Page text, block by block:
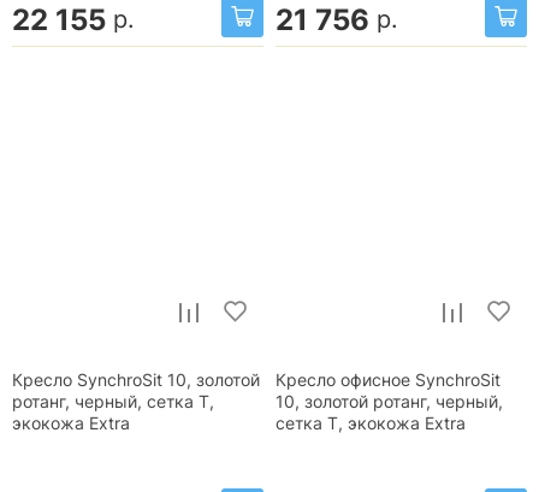
22 155 р. 21 756 р.
Кресло SynchroSit 10, золотой
ротанг, черный, сетка T,
экокожа Extra
Кресло офисное SynchroSit
10, золотой ротанг, черный,
сетка T, экокожа Extra